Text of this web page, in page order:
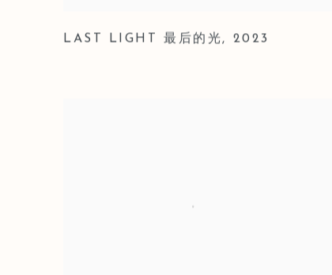
LAST LIGHT 最后的光, 2023